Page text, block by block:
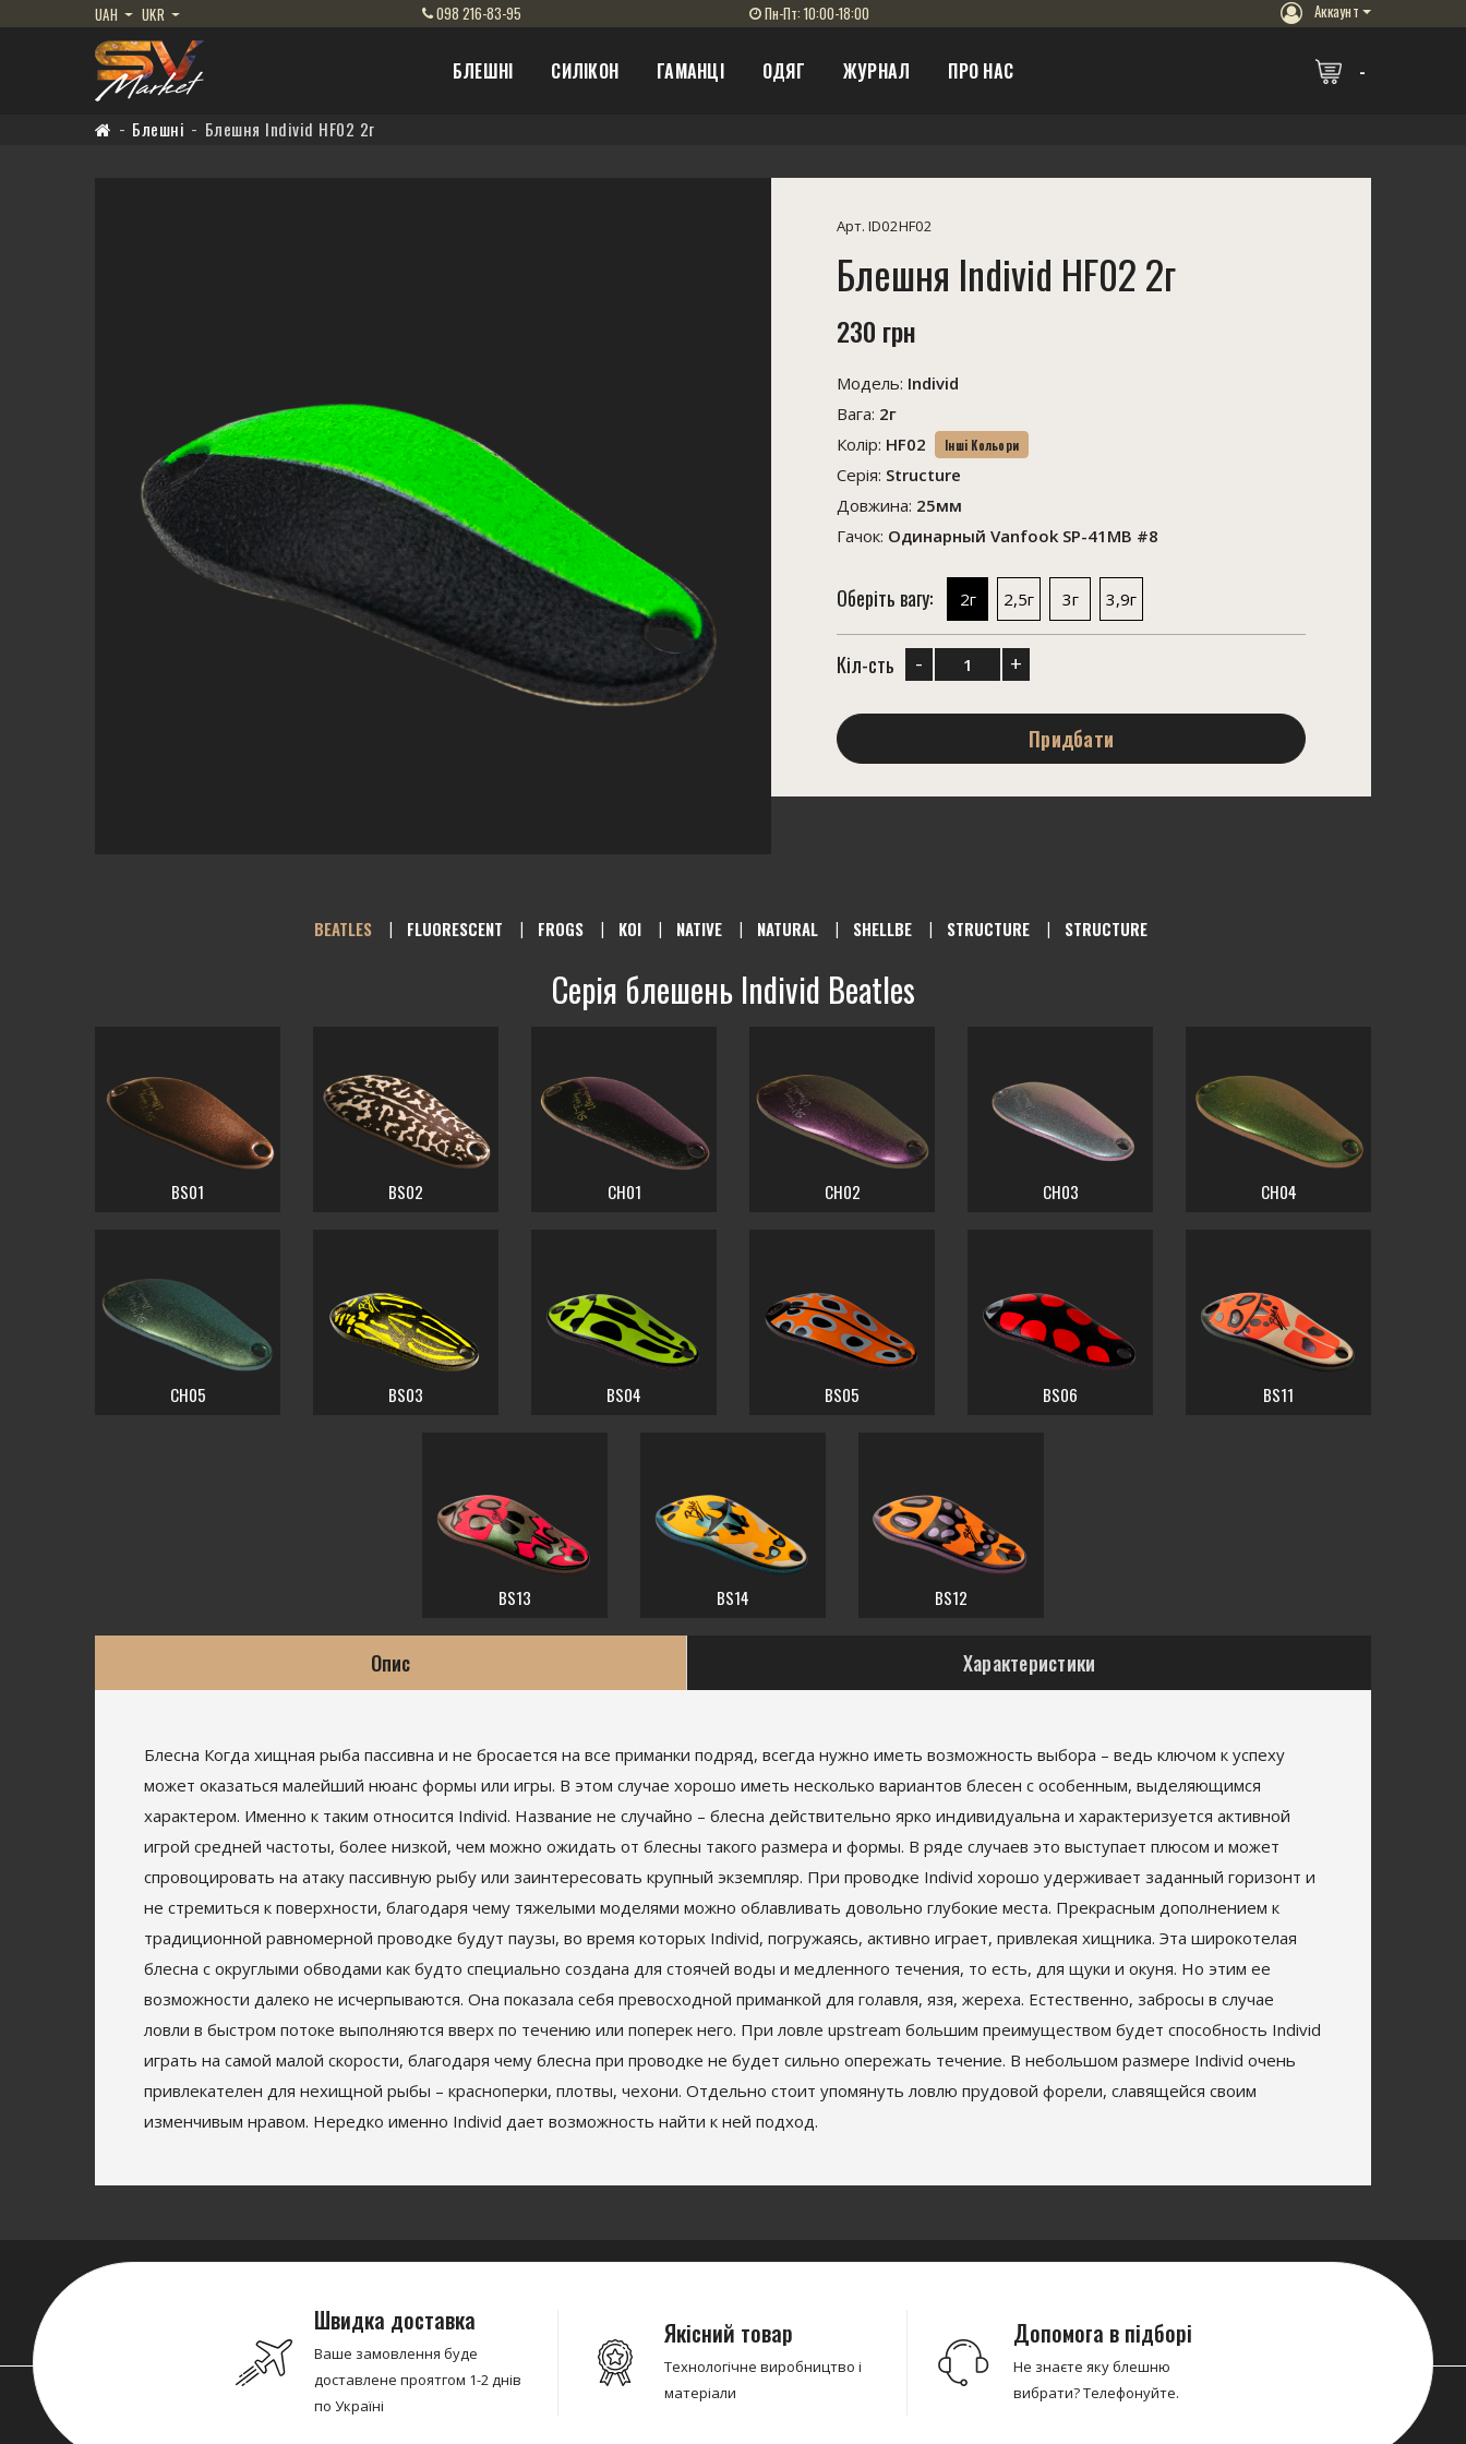
UAH UKR 098 216-83-95 Пн-Пт: 10:00-18:00 Аккаунт
БЛЕШНІ СИЛІКОН ГАМАНЦІ ОДЯГ ЖУРНАЛ ПРО НАС
Блешні Блешня Individ HF02 2г
Арт. ID02HF02
Блешня Individ HF02 2г
230 грн
Модель: Individ
Вага: 2г
Колір: HF02 Інші Кольори
Серія: Structure
Довжина: 25мм
Гачок: Одинарный Vanfook SP-41MB #8
Оберіть вагу: 2г 2,5г 3г 3,9г
Кіл-сть - +
Придбати
BEATLES FLUORESCENT FROGS KOI NATIVE NATURAL SHELLBE STRUCTURE STRUCTURE
Серія блешень Individ Beatles
BS01 BS02 CH01 CH02 CH03 CH04
CH05 BS03 BS04 BS05 BS06 BS11
BS13 BS14 BS12
Опис Характеристики
Блесна Когда хищная рыба пассивна и не бросается на все приманки подряд, всегда нужно иметь возможность выбора – ведь ключом к успеху
может оказаться малейший нюанс формы или игры. В этом случае хорошо иметь несколько вариантов блесен с особенным, выделяющимся
характером. Именно к таким относится Individ. Название не случайно – блесна действительно ярко индивидуальна и характеризуется активной
игрой средней частоты, более низкой, чем можно ожидать от блесны такого размера и формы. В ряде случаев это выступает плюсом и может
спровоцировать на атаку пассивную рыбу или заинтересовать крупный экземпляр. При проводке Individ хорошо удерживает заданный горизонт и
не стремиться к поверхности, благодаря чему тяжелыми моделями можно облавливать довольно глубокие места. Прекрасным дополнением к
традиционной равномерной проводке будут паузы, во время которых Individ, погружаясь, активно играет, привлекая хищника. Эта широкотелая
блесна с округлыми обводами как будто специально создана для стоячей воды и медленного течения, то есть, для щуки и окуня. Но этим ее
возможности далеко не исчерпываются. Она показала себя превосходной приманкой для голавля, язя, жереха. Естественно, забросы в случае
ловли в быстром потоке выполняются вверх по течению или поперек него. При ловле upstream большим преимуществом будет способность Individ
играть на самой малой скорости, благодаря чему блесна при проводке не будет сильно опережать течение. В небольшом размере Individ очень
привлекателен для нехищной рыбы – красноперки, плотвы, чехони. Отдельно стоит упомянуть ловлю прудовой форели, славящейся своим
изменчивым нравом. Нередко именно Individ дает возможность найти к ней подход.
Швидка доставка
Ваше замовлення буде
доставлене проятгом 1-2 днів
по Україні
Якісний товар
Технологічне виробництво і
матеріали
Допомога в підборі
Не знаєте яку блешню
вибрати? Телефонуйте.